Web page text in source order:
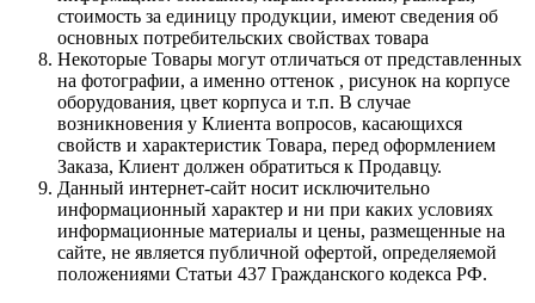
стоимость за единицу продукции, имеют сведения об
основных потребительских свойствах товара
Некоторые Товары могут отличаться от представленных
на фотографии, а именно оттенок , рисунок на корпусе
оборудования, цвет корпуса и т.п. В случае
возникновения у Клиента вопросов, касающихся
свойств и характеристик Товара, перед оформлением
Заказа, Клиент должен обратиться к Продавцу.
Данный интернет-сайт носит исключительно
информационный характер и ни при каких условиях
информационные материалы и цены, размещенные на
сайте, не является публичной офертой, определяемой
положениями Статьи 437 Гражданского кодекса РФ.